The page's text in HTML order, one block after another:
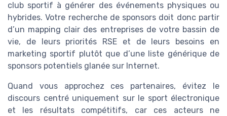
club sportif à générer des événements physiques ou
hybrides. Votre recherche de sponsors doit donc partir
d’un mapping clair des entreprises de votre bassin de
vie, de leurs priorités RSE et de leurs besoins en
marketing sportif plutôt que d’une liste générique de
sponsors potentiels glanée sur Internet.
Quand vous approchez ces partenaires, évitez le
discours centré uniquement sur le sport électronique
et les résultats compétitifs, car ces acteurs ne